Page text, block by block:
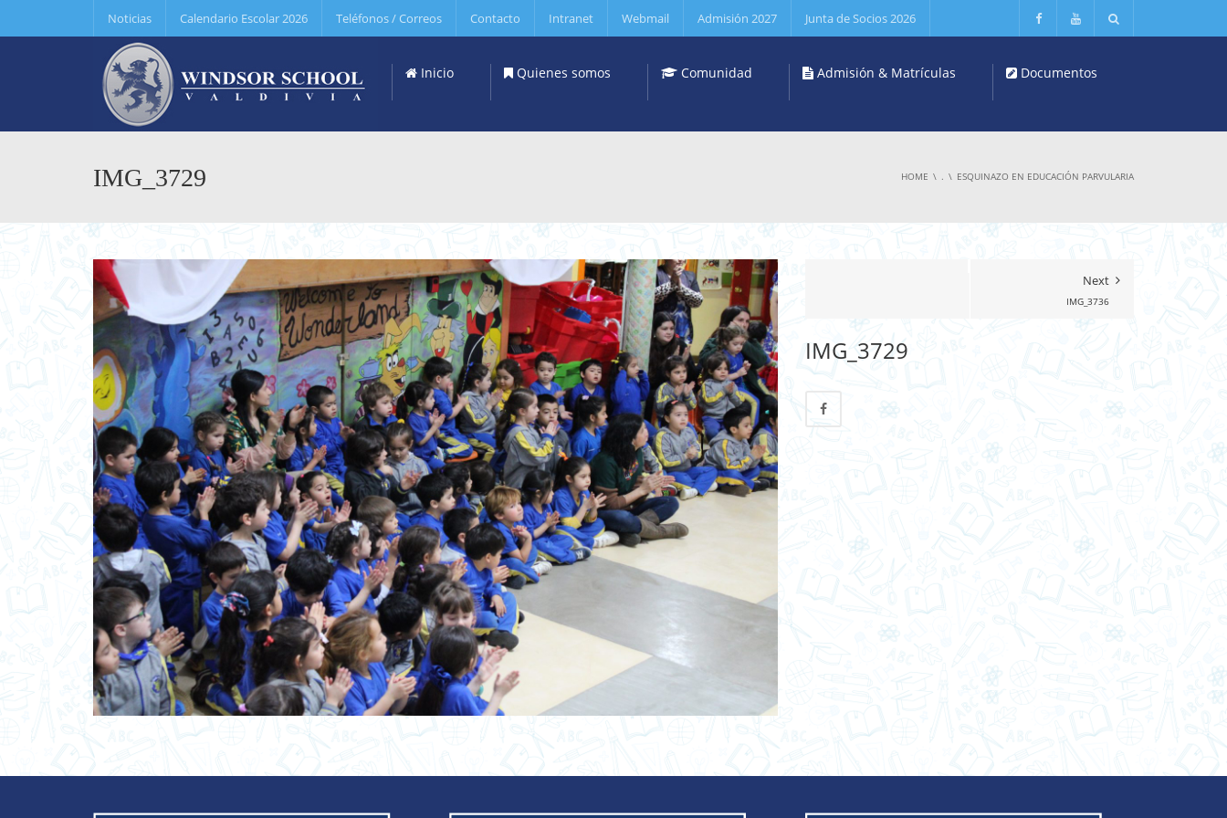
Noticias Calendario Escolar 2026 Teléfonos / Correos Contacto Intranet Webmail Admisión 2027 Junta de Socios 2026
Inicio Quienes somos Comunidad Admisión & Matrículas Documentos
IMG_3729 HOME . ESQUINAZO EN EDUCACIÓN PARVULARIA
Next
IMG_3736
IMG_3729